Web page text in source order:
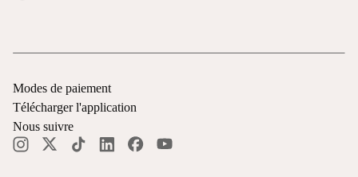
Modes de paiement
Télécharger l'application
Nous suivre